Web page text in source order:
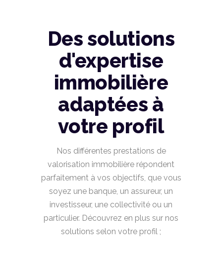
Des solutions
d'expertise
immobilière
adaptées à
votre profil
Nos différentes prestations de
valorisation immobilière répondent
parfaitement à vos objectifs, que vous
soyez une banque, un assureur, un
investisseur, une collectivité ou un
particulier. Découvrez en plus sur nos
solutions selon votre profil ;